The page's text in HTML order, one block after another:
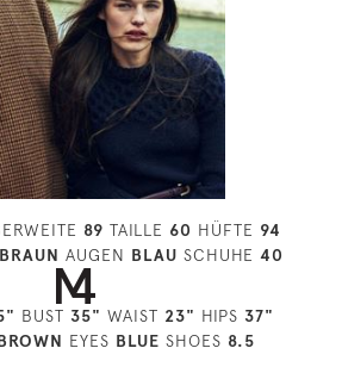
89 TAILLE 60 HÜFTE 94
AUGEN BLAU SCHUHE 40
BUST 35" WAIST 23" HIPS 37"
EYES BLUE SHOES 8.5